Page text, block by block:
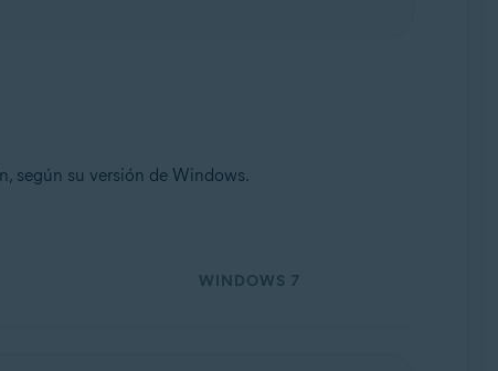
32 o 64 bits
según su versión de Windows.
WINDOWS 7